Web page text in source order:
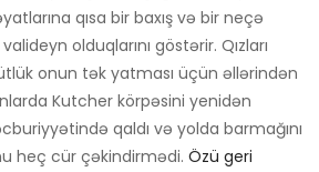
qısa bir baxış və bir neçə
olduqlarını göstərir. Qızları
onun tək yatması üçün əllərindən
Kutcher körpəsini yenidən
qaldı və yolda barmağını
heç cür çəkindirmədi. Özü geri